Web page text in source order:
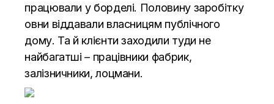
працювали у борделі. Половину заробітку
овни віддавали власницям публічного
дому. Та й клієнти заходили туди не
найбагатші – працівники фабрик,
залізничники, лоцмани.